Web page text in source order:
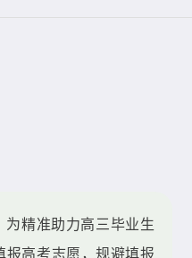
精准助力高三毕业生
高考志愿，规避填报